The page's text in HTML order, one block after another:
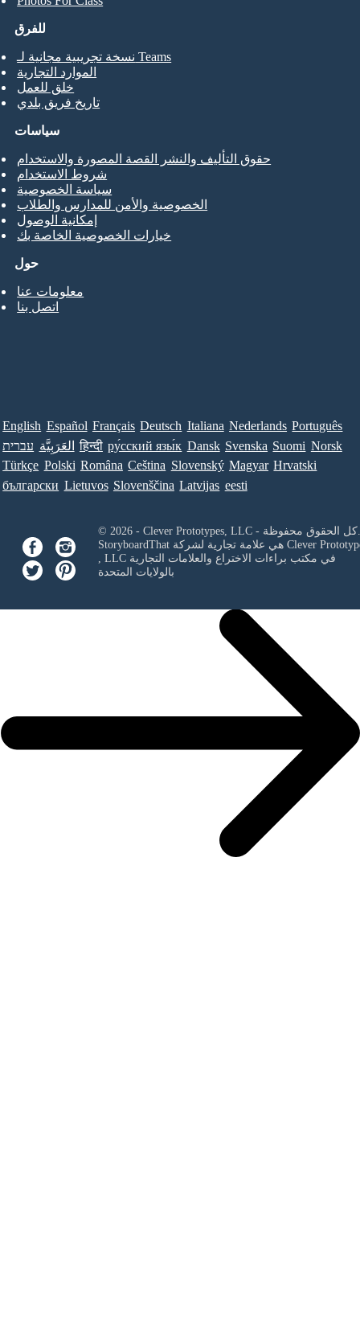
للفرق
نسخة تجريبية مجانية لـ Teams
الموارد التجارية
خلق للعمل
تاريخ فريق بلدي
حول
معلومات عنا
اتصل بنا
سياسات
حقوق التأليف والنشر القصة المصورة والاستخدام
شروط الاستخدام
سياسة الخصوصية
الخصوصية والأمن للمدارس والطلاب
إمكانية الوصول
خيارات الخصوصية الخاصة بك
English Español Français Deutsch Italiana Nederlands Português
עברית العَرَبِيَّة हिन्दी ру́сский язы́к Dansk Svenska Suomi Norsk
Türkçe Polski Româna Ceština Slovenský Magyar Hrvatski
български Lietuvos Slovenščina Latvijas eesti
© 2026 - Clever Prototypes, LLC - كل الحقوق محفوظة.
StoryboardThat هي علامة تجارية لشركة Clever
, LLCفي مكتب براءات الاختراع والعلامات التجارية
بالولايات المتحدة